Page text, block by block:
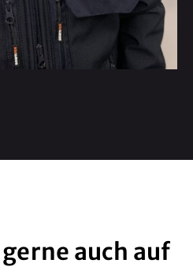
auch auf